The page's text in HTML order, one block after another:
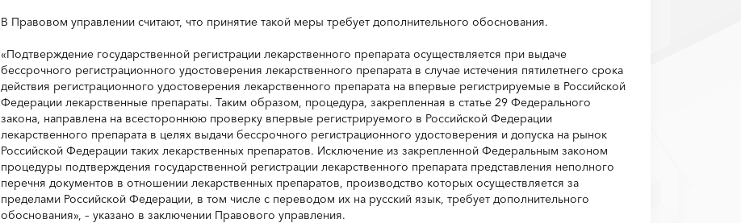
В Правовом управлении считают, что принятие такой меры требует дополнительного обоснования.
«Подтверждение государственной регистрации лекарственного препарата осуществляется при выдаче
бессрочного регистрационного удостоверения лекарственного препарата в случае истечения пятилетнего срока
действия регистрационного удостоверения лекарственного препарата на впервые регистрируемые в Российской
Федерации лекарственные препараты. Таким образом, процедура, закрепленная в статье 29 Федерального
закона, направлена на всестороннюю проверку впервые регистрируемого в Российской Федерации
лекарственного препарата в целях выдачи бессрочного регистрационного удостоверения и допуска на рынок
Российской Федерации таких лекарственных препаратов. Исключение из закрепленной Федеральным законом
процедуры подтверждения государственной регистрации лекарственного препарата представления неполного
перечня документов в отношении лекарственных препаратов, производство которых осуществляется за
пределами Российской Федерации, в том числе с переводом их на русский язык, требует дополнительного
обоснования», – указано в заключении Правового управления.